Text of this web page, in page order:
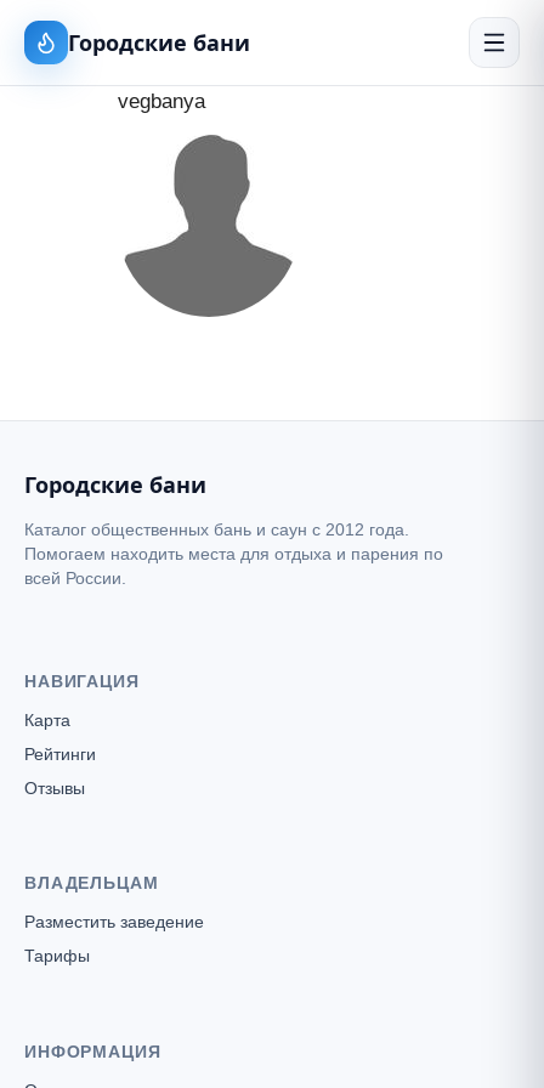
Городские бани
vegbanya
Городские бани
Каталог общественных бань и саун с 2012 года.
Помогаем находить места для отдыха и парения по
всей России.
НАВИГАЦИЯ
Карта
Рейтинги
Отзывы
ВЛАДЕЛЬЦАМ
Разместить заведение
Тарифы
ИНФОРМАЦИЯ